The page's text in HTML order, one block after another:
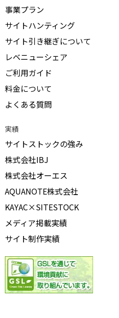
事業プラン
サイトハンティング
サイト引き継ぎについて
レベニューシェア
ご利用ガイド
料金について
よくある質問
実績
サイトストックの強み
株式会社IBJ
株式会社オーエス
AQUANOTE株式会社
KAYAC×SITESTOCK
メディア掲載実績
サイト制作実績